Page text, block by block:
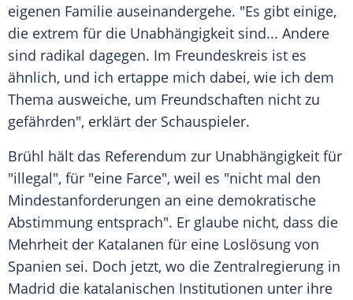
eigenen Familie auseinandergehe. "Es gibt einige,
die extrem für die Unabhängigkeit sind... Andere
sind radikal dagegen. Im Freundeskreis ist es
ähnlich, und ich ertappe mich dabei, wie ich dem
Thema ausweiche, um Freundschaften nicht zu
gefährden", erklärt der Schauspieler.
Brühl hält das Referendum zur Unabhängigkeit für
"illegal", für "eine Farce", weil es "nicht mal den
Mindestanforderungen an eine demokratische
Abstimmung entsprach". Er glaube nicht, dass die
Mehrheit der Katalanen für eine Loslösung von
Spanien sei. Doch jetzt, wo die Zentralregierung in
Madrid die katalanischen Institutionen unter ihre